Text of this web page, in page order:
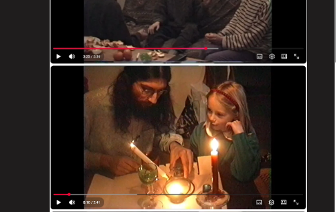
RUSH 5 MN 37 S
on expérimente.
Février 1997 à Neuwiller/Saverne.
VOIR LE RUSH 2 MN 42 S